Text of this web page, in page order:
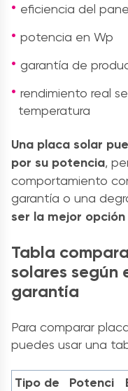
eficiencia del
potencia en Wp
garantía de
rendimiento real
temperatura
Una placa solar
por su potencia,
comportamiento
garantía o una
ser la mejor
Tabla
solares según
garantía
Para comparar
puedes usar una
Tipo de
Potenci